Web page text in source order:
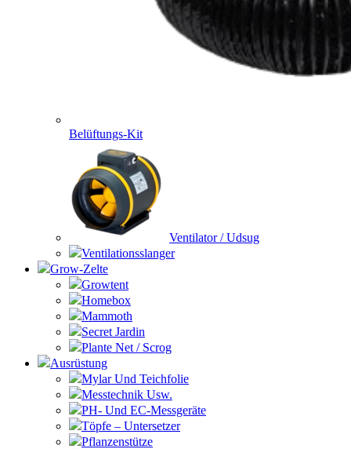
Belüftungs-Kit
Ventilator / Udsug
Ventilationsslanger
Grow-Zelte
Growtent
Homebox
Mammoth
Secret Jardin
Plante Net / Scrog
Ausrüstung
Mylar Und Teichfolie
Messtechnik Usw.
PH- Und EC-Messgeräte
Töpfe – Untersetzer
Pflanzenstütze